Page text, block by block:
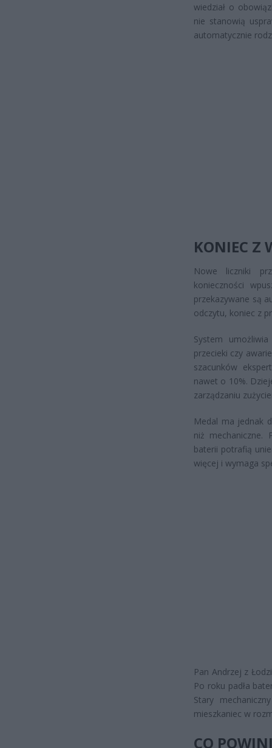
wiedział o
nie stanowią
automatycznie
KONIEC Z
Nowe liczniki
konieczności
przekazywane są
odczytu, koniec z
System
przecieki czy
szacunków
nawet o 10%.
zarządzaniu
Medal ma jednak
niż mechaniczne.
baterii potrafią
więcej i wymaga
Pan Andrzej z
Po roku padła
Stary
mieszkaniec w
CO